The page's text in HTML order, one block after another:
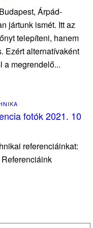
Árpád-
jártunk ismét. Itt az
telepíteni, hanem
Ezért alternatívaként
a megrendelő...
fotók 2021. 10
referenciáinkat: